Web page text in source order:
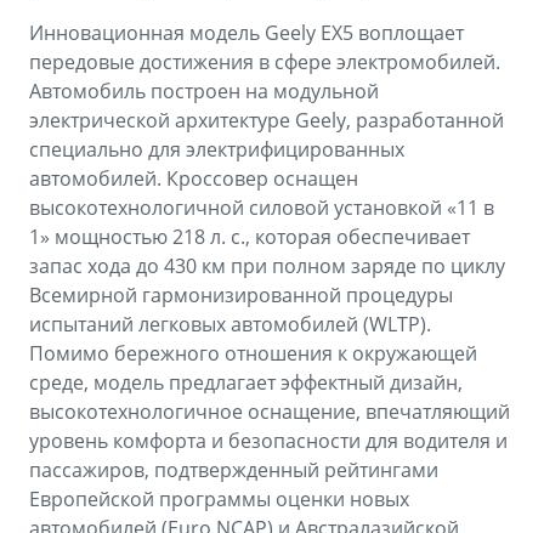
Инновационная модель Geely EX5 воплощает
передовые достижения в сфере электромобилей.
Автомобиль построен на модульной
электрической архитектуре Geely, разработанной
специально для электрифицированных
автомобилей. Кроссовер оснащен
высокотехнологичной силовой установкой «11 в
1» мощностью 218 л. с., которая обеспечивает
запас хода до 430 км при полном заряде по циклу
Всемирной гармонизированной процедуры
испытаний легковых автомобилей (WLTP).
Помимо бережного отношения к окружающей
среде, модель предлагает эффектный дизайн,
высокотехнологичное оснащение, впечатляющий
уровень комфорта и безопасности для водителя и
пассажиров, подтвержденный рейтингами
Европейской программы оценки новых